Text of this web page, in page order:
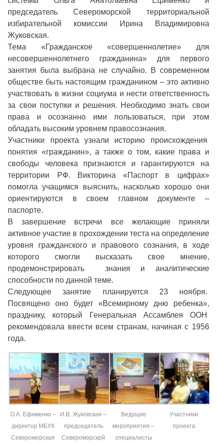
председатель Североморской территориальной
избирательной комиссии Ирина Владимировна
Жуковская.
Тема «Гражданское «совершеннолетие» для
несовершеннолетнего гражданина» для первого
занятия была выбрана не случайно. В современном
обществе быть настоящим гражданином – это активно
участвовать в жизни социума и нести ответственность
за свои поступки и решения. Необходимо знать свои
права и осознанно ими пользоваться, при этом
обладать высоким уровнем правосознания.
Участники проекта узнали историю происхождения
понятия «гражданин», а также о том, какие права и
свободы человека признаются и гарантируются на
территории РФ. Викторина «Паспорт в цифрах»
помогла учащимся выяснить, насколько хорошо они
ориентируются в своем главном документе –
паспорте.
В завершение встречи все желающие приняли
активное участие в прохождении теста на определение
уровня гражданского и правового сознания, в ходе
которого смогли высказать свое мнение,
продемонстрировать знания и аналитические
способности по данной теме.
Следующее занятие планируется 23 ноября.
Посвящено оно будет «Всемирному дню ребенка»,
празднику, который Генеральная Ассамблея ООН
рекомендовала ввести всем странам, начиная с 1956
года.
О.А. Ефименко –
директор МБУК
Североморская
И.В. Жуковская –
председатель
Североморскрй
Ведущие
мероприятия –
специалисты
Участники
проекта